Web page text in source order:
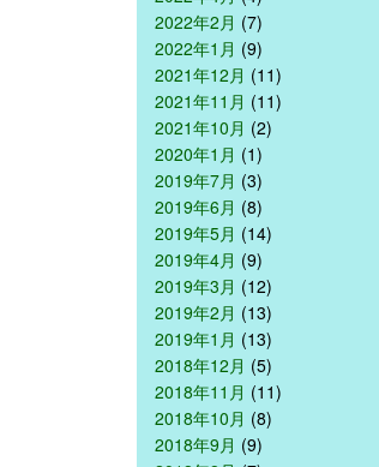
2022年2月 (7)
2022年1月 (9)
2021年12月 (11)
2021年11月 (11)
2021年10月 (2)
2020年1月 (1)
2019年7月 (3)
2019年6月 (8)
2019年5月 (14)
2019年4月 (9)
2019年3月 (12)
2019年2月 (13)
2019年1月 (13)
2018年12月 (5)
2018年11月 (11)
2018年10月 (8)
2018年9月 (9)